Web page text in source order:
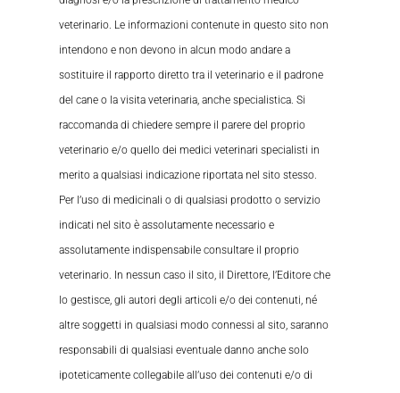
veterinario. Le informazioni contenute in questo sito non
intendono e non devono in alcun modo andare a
sostituire il rapporto diretto tra il veterinario e il padrone
del cane o la visita veterinaria, anche specialistica. Si
raccomanda di chiedere sempre il parere del proprio
veterinario e/o quello dei medici veterinari specialisti in
merito a qualsiasi indicazione riportata nel sito stesso.
Per l’uso di medicinali o di qualsiasi prodotto o servizio
indicati nel sito è assolutamente necessario e
assolutamente indispensabile consultare il proprio
veterinario. In nessun caso il sito, il Direttore, l’Editore che
lo gestisce, gli autori degli articoli e/o dei contenuti, né
altre soggetti in qualsiasi modo connessi al sito, saranno
responsabili di qualsiasi eventuale danno anche solo
ipoteticamente collegabile all’uso dei contenuti e/o di